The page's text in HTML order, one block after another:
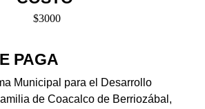
$3000
PAGA
Municipal para el Desarrollo
de Coacalco de Berriozábal,